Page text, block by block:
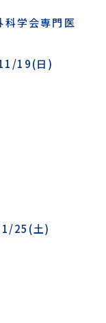
科学会専門医
19(日)
25(土)